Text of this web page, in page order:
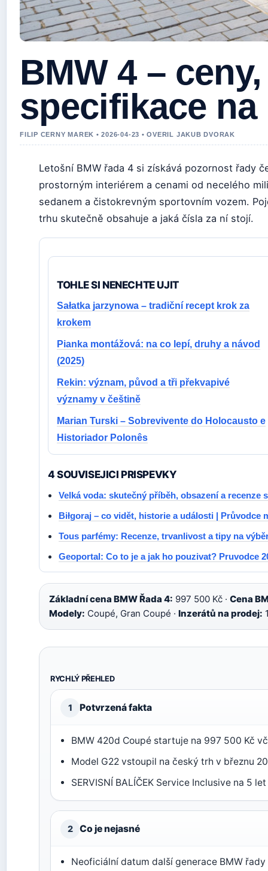
BMW 4 –
specifikace
FILIP CERNY MAREK • 2026-04-23 • OVERIL JAKUB DVORAK
Letošní BMW řada 4 si získává pozornost řady
prostorným interiérem a cenami od necelého
sedanem a čistokrevným sportovním vozem.
trhu skutečně obsahuje a jaká čísla za ní stojí.
TOHLE SI NENECHTE UJIT
Sałatka jarzynowa – tradiční recept krok za
krokem
Pianka montážová: na co lepí, druhy a návod
(2025)
Rekin: význam, původ a tři překvapivé
významy v češtině
Marian Turski – Sobrevivente do Holocausto e
Historiador Polonês
4 SOUVISEJICI PRISPEVKY
Velká voda: skutečný příběh, obsazení a recenze
Biłgoraj – co vidět, historie a události | Průvodce
Tous parfémy: Recenze, trvanlivost a tipy na
Geoportal: Co to je a jak ho pouzivat? Pruvodce
Základní cena BMW Řada 4: 997 500 Kč · Cena
Modely: Coupé, Gran Coupé · Inzerátů na prodej:
RYCHLÝ PŘEHLED
1 Potvrzená fakta
BMW 420d Coupé startuje na 997 500 Kč
Model G22 vstoupil na český trh v březnu
SERVISNÍ BALÍČEK Service Inclusive na 5
2 Co je nejasné
Neoficiální datum další generace BMW řady